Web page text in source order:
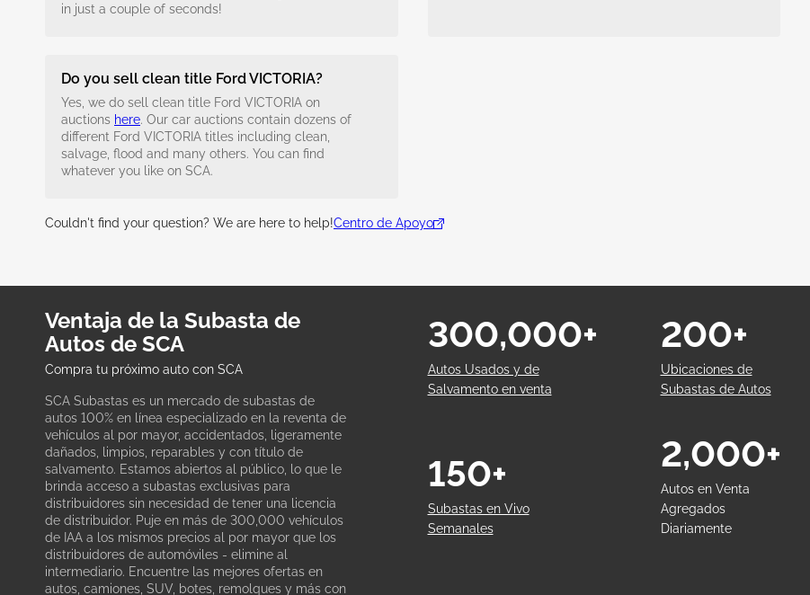
in just a couple of seconds!
Do you sell clean title Ford VICTORIA?
Yes, we do sell clean title Ford VICTORIA on
auctions here. Our car auctions contain dozens of
different Ford VICTORIA titles including clean,
salvage, flood and many others. You can find
whatever you like on SCA.
Couldn't find your question? We are here to help!Centro de Apoyo
Ventaja de la Subasta de
Autos de SCA
Compra tu próximo auto con SCA
SCA Subastas es un mercado de subastas de
autos 100% en línea especializado en la reventa de
vehículos al por mayor, accidentados, ligeramente
dañados, limpios, reparables y con título de
salvamento. Estamos abiertos al público, lo que le
brinda acceso a subastas exclusivas para
distribuidores sin necesidad de tener una licencia
de distribuidor. Puje en más de 300,000 vehículos
de IAA a los mismos precios al por mayor que los
distribuidores de automóviles - elimine al
intermediario. Encuentre las mejores ofertas en
autos, camiones, SUV, botes, remolques y más con
Autos Usados y de
Salvamento en venta
300,000+
Ubicaciones de
Subastas de Autos
200+
Subastas en Vivo
Semanales
150+
Autos en Venta
Agregados
Diariamente
2,000+